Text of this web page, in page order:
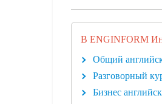
В ENGINFORM
Общий
Разговорный
Бизнес